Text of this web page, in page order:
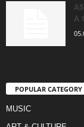
A
POPULAR CATEGORY
MUSIC